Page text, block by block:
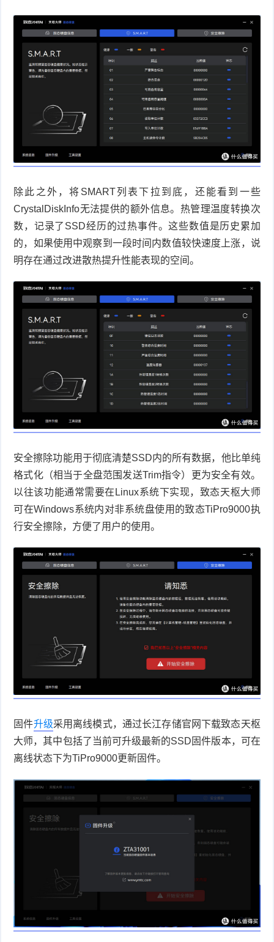
除此之外，将 SMART列表下拉到底，还能看到一些
CrystalDiskInfo无法提供的额外信息。热管理温度转换次
数，记录了 SSD经历的过热事件。这些数值是历史累加
的，如果使用中观察到一段时间内数值较快速度上涨，说
明存在通过改进散热提升性能表现的空间。
安全擦除功能用于彻底清楚SSD内的所有数据，他比单纯
格式化（相当于全盘范围发送Trim指令）更为安全有效。
以往该功能通常需要在 Linux系统下实现，致态天枢大师
可在Windows系统内对非系统盘使用的致态TiPro9000执
行安全擦除，方便了用户的使用。
固件升级采用离线模式，通过长江存储官网下载致态天枢
大师，其中包括了当前可升级最新的SSD 固件版本，可在
离线状态下为TiPro9000更新固件。